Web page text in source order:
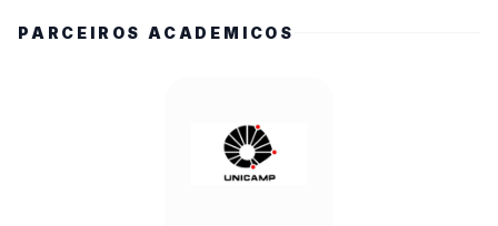
PARCEIROS ACADEMICOS